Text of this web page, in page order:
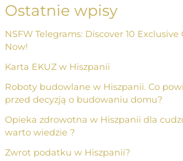
Ostatnie wpisy
NSFW Telegrams: Discover 10
Now!
Karta EKUZ w Hiszpanii
Roboty budowlane w Hiszpanii. Co
przed decyzją o budowaniu domu?
Opieka zdrowotna w Hiszpanii dla
warto wiedzie ?
Zwrot podatku w Hiszpanii?